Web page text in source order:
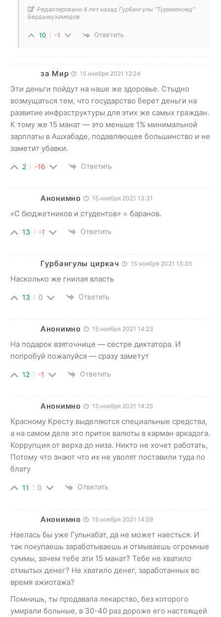
Редактировано 4 лет назад Гурбангулы "Туркменоед"
Бердымухамедов
10 -1 Ответить
за Мир 15 ноября 2021 12:24
Эти деньги пойдут на наше же здоровье. Стыдно
возмущаться тем, что государство берет деньги на
развитие инфраструктуры для этих же самых граждан.
К тому же 15 манат — это меньше 1% минимальной
зарплаты в Ашхабаде, подавляющее большинство и не
заметит убавки.
2 -16 Ответить
Анонимно 15 ноября 2021 13:31
«С бюджетников и студентов» = баранов.
13 -1 Ответить
Гурбангулы циркач 15 ноября 2021 13:35
Насколько же гнилая власть
13 0 Ответить
Анонимно 15 ноября 2021 14:23
На подарок взяточнице — сестре диктатора. И
попробуй пожалуйся — сразу заметут
12 -1 Ответить
Анонимно 15 ноября 2021 14:25
Красному Кресту выделяются специальные средства,
а на самом деле это приток валюты в карман аркадога.
Коррупция от верха до низа. Никто не хочет работать,
Потому что знают что их не уволят поставили туда по
блату
11 0 Ответить
Анонимно 15 ноября 2021 14:59
Наелась бы уже Гульнабат, да не может наесться. И
так покупаешь заработываешь и отмываешь огромные
суммы, зачем тебе эти 15 манат? Тебе не хватило
отмытых денег? Не хватило денег, заработанных во
время ажиотажа?
Помнишь, ты продавала лекарство, без которого
умирали больные, в 30-40 раз дороже его настоящей